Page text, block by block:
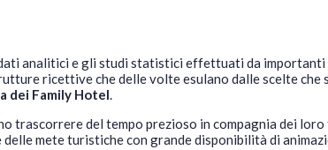
analitici e gli studi statistici effettuati da
ricettive che delle volte esulano dalle scelte
dei Family Hotel.
trascorrere del tempo prezioso in compagnia dei loro
mete turistiche con grande disponibilità di